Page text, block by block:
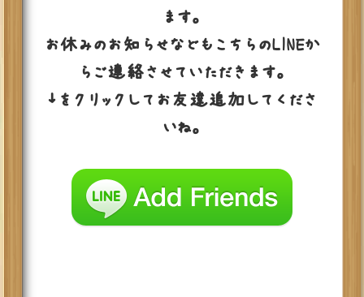
ます。
お休みのお知らせなどもこちらのLINEか
らご連絡させていただきます。
↓をクリックしてお友達追加してくださ
いね。